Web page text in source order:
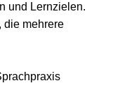
und Lernzielen.
die mehrere